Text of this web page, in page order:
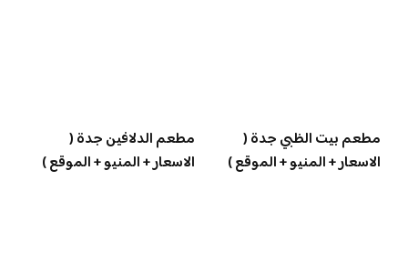
مطعم بيت الظبي جدة (
الاسعار + المنيو + الموقع )
مطعم الدلافين جدة (
الاسعار + المنيو + الموقع )